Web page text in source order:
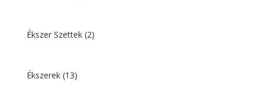
Ékszer Szettek (2)
Ékszerek (13)